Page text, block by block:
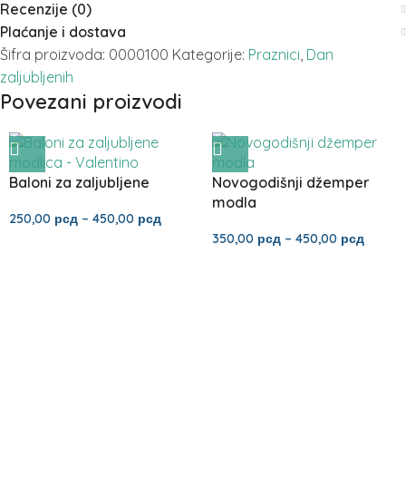
Recenzije (0)
Plaćanje i dostava
Šifra proizvoda: 0000100 Kategorije: Praznici, Dan
zaljubljenih
Povezani proizvodi
Baloni za zaljubljene
250,00 рсд – 450,00 рсд
Novogodišnji džemper
modla
350,00 рсд – 450,00 рсд